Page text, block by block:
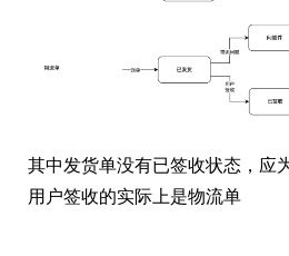
其中发货单没有已签收状态，应
用户签收的实际上是物流单